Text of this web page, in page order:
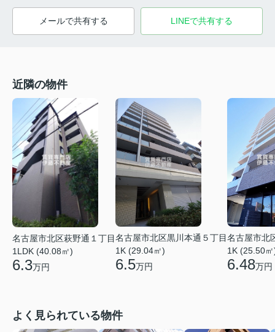
メールで共有する LINEで共有する
近隣の物件
名古屋市北区萩野通１丁目
1LDK (40.08㎡)
6.3万円
名古屋市北区黒川本通５丁目
1K (29.04㎡)
6.5万円
名古屋市北
1K (25.50
6.48万円
よく見られている物件